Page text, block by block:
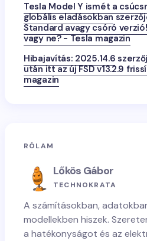
Tesla Model Y ismét a
globális eladásokban
Standard avagy csóró
vagy ne? - Tesla magazin
Hibajavítás: 2025.14.6
után itt az új FSD v13.2.9
magazin
RÓLAM
Lőkös Gábor
TECHNOKRATA
A számításokban,
modellekben hiszek.
a hatékonyságot és az